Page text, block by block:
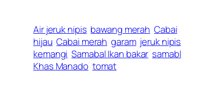
Air jeruk nipis bawang merah Cabai
hijau Cabai merah garam jeruk nipis
kemangi Samabal Ikan bakar samabl
Khas Manado tomat